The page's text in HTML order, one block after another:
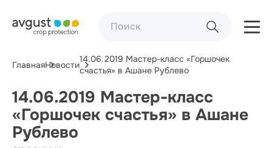
ГлавнаяНовости
14.06.2019 Мастер-класс «Горшочек
счастья» в Ашане Рублево
14.06.2019 Мастер-класс
«Горшочек счастья» в Ашане
Рублево